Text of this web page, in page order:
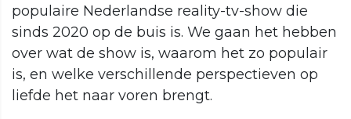
populaire Nederlandse reality-tv-show die
sinds 2020 op de buis is. We gaan het hebben
over wat de show is, waarom het zo populair
is, en welke verschillende perspectieven op
liefde het naar voren brengt.